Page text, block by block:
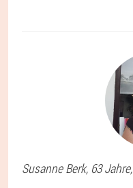
Susanne Berk, 63 Jahre,